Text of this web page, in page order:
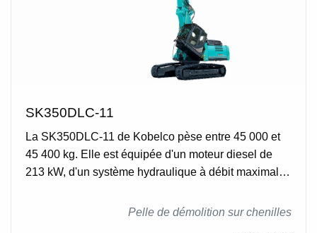
SK350DLC-11
La SK350DLC-11 de Kobelco pèse entre 45 000 et
45 400 kg. Elle est équipée d'un moteur diesel de
213 kW, d'un système hydraulique à débit maximal
245 L. Elle possède 48 tuiles de chaque côté, une
Pelle de démolition sur chenilles